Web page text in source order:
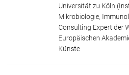
Universität zu Köln
Mikrobiologie,
Consulting Expert der
Europäischen
Künste